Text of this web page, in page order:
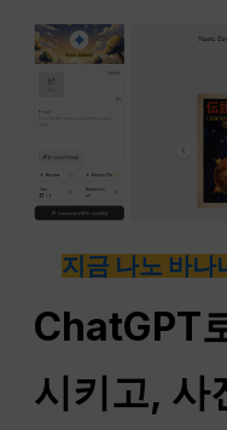
지금 나노 바나
ChatGPT
시키고, 사